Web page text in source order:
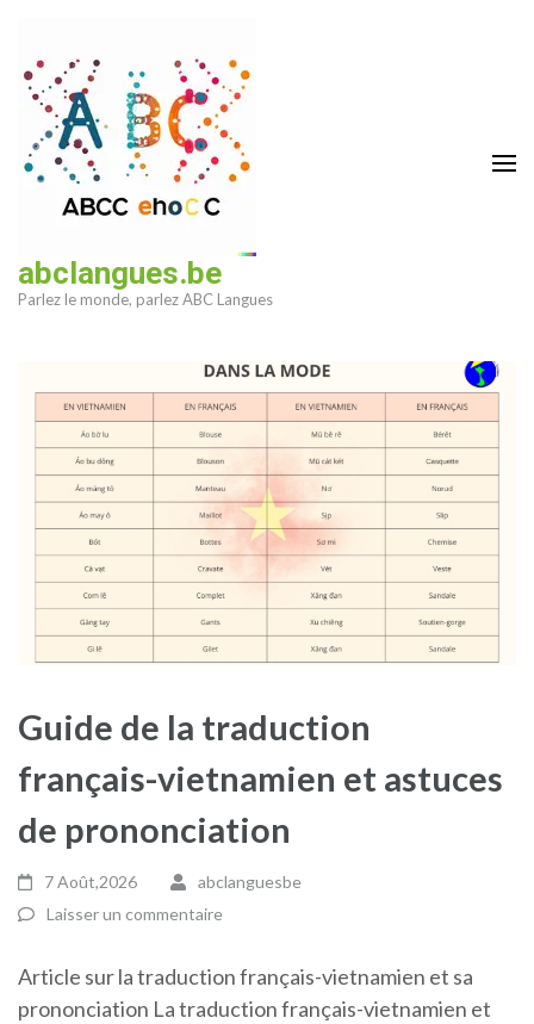
contenu
(Pressez
Entrée)
abclangues.be
Parlez le monde, parlez ABC Langues
Guide de la traduction
français-vietnamien et astuces
de prononciation
7 Août,2026
abclanguesbe
Laisser un commentaire
Article sur la traduction français-vietnamien et sa
prononciation La traduction français-vietnamien et